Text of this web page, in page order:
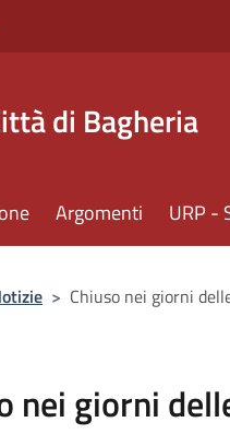
di Bagheria
Argomenti URP -
> Chiuso nei giorni
nei giorni